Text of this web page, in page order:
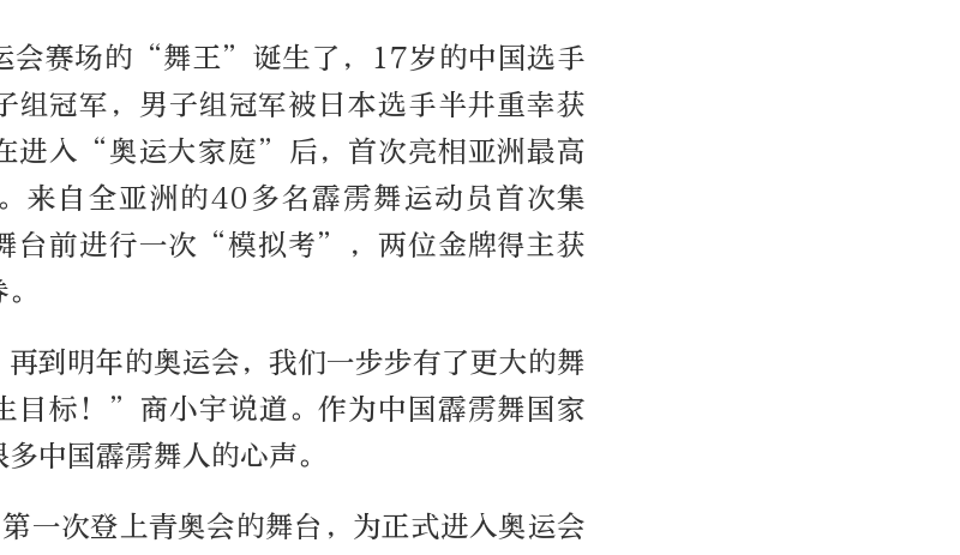
会赛场的“舞王”诞生了，17岁的中国选手
组冠军，男子组冠军被日本选手半井重幸获
进入“奥运大家庭”后，首次亮相亚洲最高
来自全亚洲的40多名霹雳舞运动员首次集
台前进行一次“模拟考”，两位金牌得主获
到明年的奥运会，我们一步步有了更大的舞
目标！”商小宇说道。作为中国霹雳舞国家
中国霹雳舞人的心声。
一次登上青奥会的舞台，为正式进入奥运会